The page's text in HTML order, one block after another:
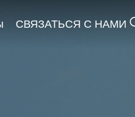
СВЯЗАТЬСЯ С НАМИ